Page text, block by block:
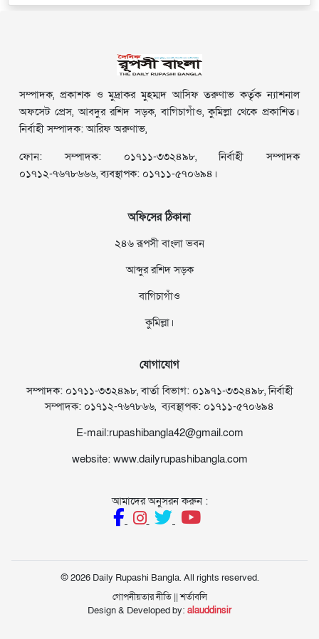
সম্পাদক, প্রকাশক ও মুদ্রাকর মুহম্মদ আসিফ তরুণাভ কর্তৃক ন্যাশনাল
অফসেট প্রেস, আবদুর রশিদ সড়ক, বাগিচাগাঁও, কুমিল্লা থেকে প্রকাশিত।
নির্বাহী সম্পাদক: আরিফ অরুণাভ,
ফোন: সম্পাদক: ০১৭১১-৩৩২৪৯৮, নির্বাহী সম্পাদক
০১৭১২-৭৬৭৮৬৬৬, ব্যবস্থাপক: ০১৭১১-৫৭০৬৯৪।
অফিসের ঠিকানা
২৪৬ রূপসী বাংলা ভবন
আব্দুর রশিদ সড়ক
বাগিচাগাঁও
কুমিল্লা।
যোগাযোগ
সম্পাদক: ০১৭১১-৩৩২৪৯৮, বার্তা বিভাগ: ০১৯৭১-৩৩২৪৯৮, নির্বাহী
সম্পাদক: ০১৭১২-৭৬৭৮৬৬, ব্যবস্থাপক: ০১৭১১-৫৭০৬৯৪
E-mail:rupashibangla42@gmail.com
website: www.dailyrupashibangla.com
আমাদের অনুসরন করুন :
© 2026 Daily Rupashi Bangla. All rights reserved.
গোপনীয়তার নীতি||শর্তাবলি
Design & Developed by: alauddinsir